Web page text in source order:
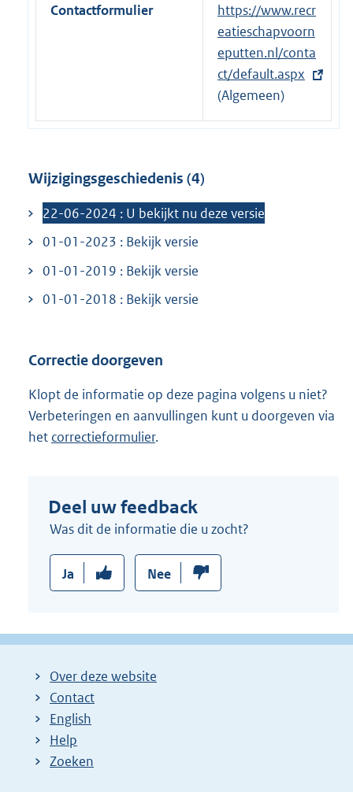
:
Contactformulier
E
x
t
e
r
n
n
k
https://www.recr
eatieschapvoorn
eputten.nl/conta
ct/default.aspx
(Algemeen)
Wijzigingsgeschiedenis (4)
22-06-2024 : U bekijkt nu deze versie
01-01-2023 : Bekijk versie
01-01-2019 : Bekijk versie
01-01-2018 : Bekijk versie
Correctie doorgeven
Klopt de informatie op deze pagina volgens u niet?
Verbeteringen en aanvullingen kunt u doorgeven via
het correctieformulier.
Deel uw feedback
Was dit de informatie die u zocht?
Ja Nee
Over deze website
Contact
English
Help
Zoeken